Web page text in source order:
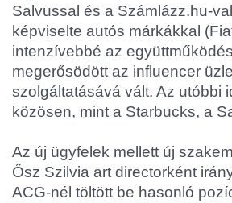
Salvussal és a Számlázz.hu-
képviselte autós márkákkal
intenzívebbé az
megerősödött az influencer
szolgáltatásává vált. Az utóbbi
közösen, mint a Starbucks, a
Az új ügyfelek mellett új
Ősz Szilvia art directorként
ACG-nél töltött be hasonló